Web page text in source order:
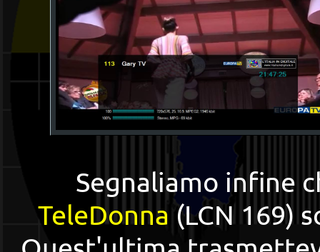
Segnaliamo infine
TeleDonna (LCN 169)